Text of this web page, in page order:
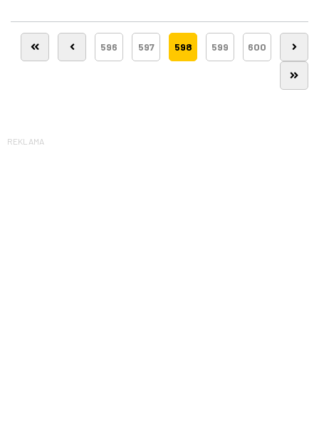
596 597 598 599 600
REKLAMA